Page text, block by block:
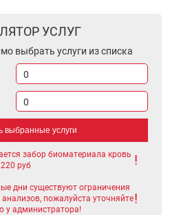
УСЛУГ
выбрать услуги из списка
0
0
выбранные услуги
забор биоматериала кровь
220 руб
дни существуют ограничения
пожалуйста уточняйте
у администратора!